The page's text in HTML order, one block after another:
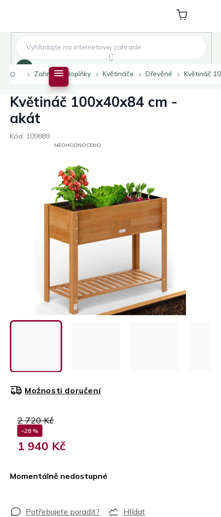
Nákupní
košík
DomůZahradní doplňky Květináče Dřevěné Květináč
Květináč 100x40x84 cm -
akát
Kód: 109889
PRŮMĚRNÉ
HVĚZDIČEK.
NEOHODNOCENO
2 720 Kč
–28 %
1 940 Kč
Momentálně nedostupné
Možnosti doručení
Hlídat